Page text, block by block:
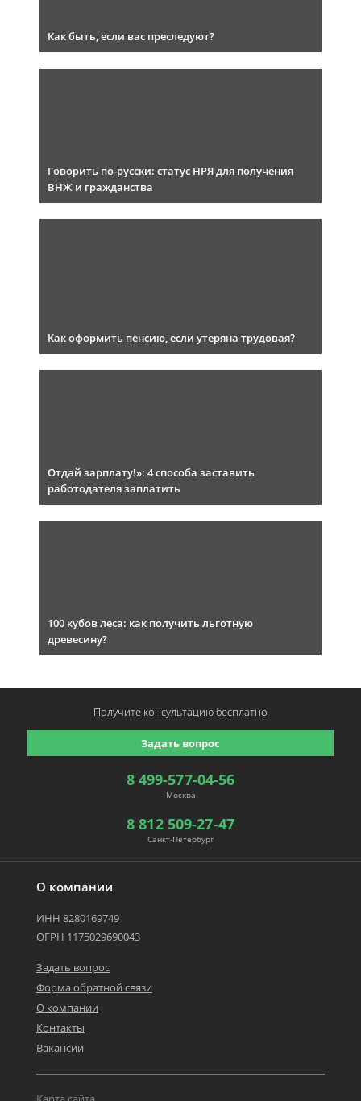
Как быть, если вас преследуют?
Говорить по-русски: статус НРЯ для получения
ВНЖ и гражданства
Как оформить пенсию, если утеряна трудовая?
Отдай зарплату!»: 4 способа заставить
работодателя заплатить
100 кубов леса: как получить льготную
древесину?
О компании
ИНН 8280169749
ОГРН 1175029690043
Задать вопрос
Форма обратной связи
О компании
Контакты
Вакансии
8 499-577-04-56
Москва
8 812 509-27-47
Санкт-Петербург
Задать вопрос
Получите консультациюбесплатно